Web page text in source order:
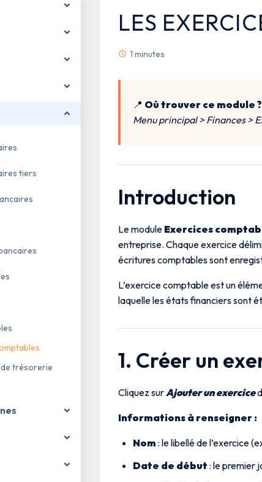
tiers
trésorerie
LES
1 minutes
📍 Où trouver ce module ?
Menu principal > Finances >
Introduction
Le module Exercices
entreprise. Chaque exercice
écritures comptables sont
L’exercice comptable est un
laquelle les états financiers sont
1. Créer un
Cliquez surAjouter un exercice
Informations à renseigner :
Nom : le libellé de l’exercice
Date de début : le premier